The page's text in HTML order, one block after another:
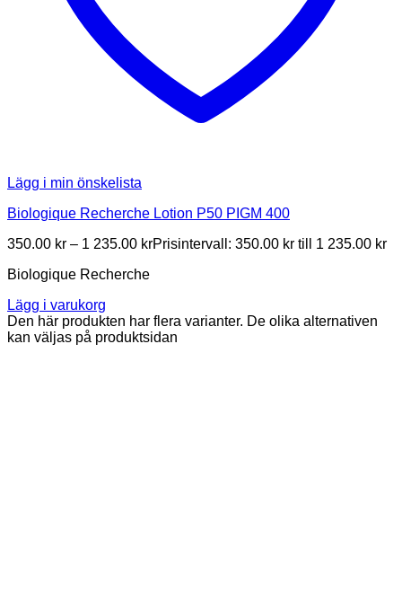
Lägg i min önskelista
Biologique Recherche Lotion P50 PIGM 400
350.00 kr – 1 235.00 krPrisintervall: 350.00 kr till 1 235.00 kr
Biologique Recherche
Lägg i varukorg
Den här produkten har flera varianter. De olika alternativen
kan väljas på produktsidan